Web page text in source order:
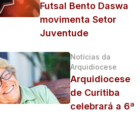
Futsal Bento Daswa
movimenta Setor
Juventude
Notícias da
Arquidiocese
Arquidiocese
de Curitiba
celebrará a 6ª